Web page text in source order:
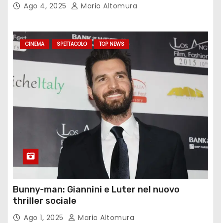
Ago 4, 2025 Mario Altomura
CINEMA SPETTACOLO TOP NEWS
Bunny-man: Giannini e Luter nel nuovo
thriller sociale
Ago 1, 2025 Mario Altomura